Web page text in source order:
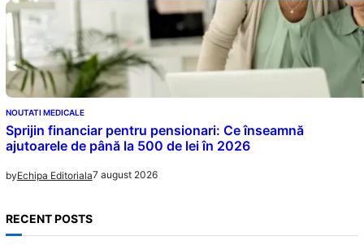
NOUTATI MEDICALE
Sprijin financiar pentru pensionari: Ce înseamnă
ajutoarele de până la 500 de lei în 2026
byEchipa Editoriala7 august 2026
RECENT POSTS